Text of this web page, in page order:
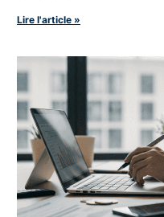
Lire l'article »